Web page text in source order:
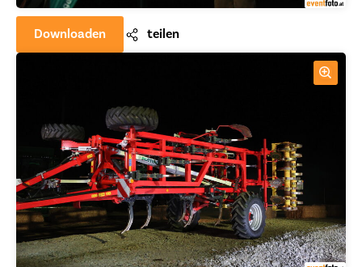
Downloaden teilen